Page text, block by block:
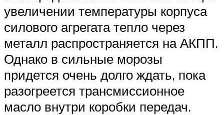
увеличении температуры корпуса
силового агрегата тепло через
металл распространяется на АКПП.
Однако в сильные морозы
придется очень долго ждать, пока
разогреется трансмиссионное
масло внутри коробки передач.